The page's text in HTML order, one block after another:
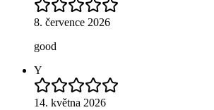
8. července 2026
good
Y
14. května 2026